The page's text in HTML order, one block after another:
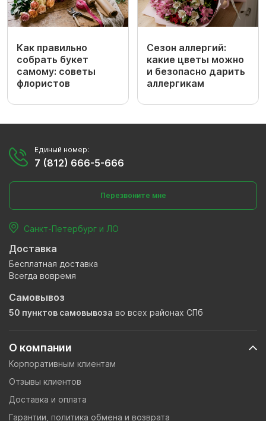
Как правильно
собрать букет
самому: советы
флористов
Сезон аллергий:
какие цветы можно
и безопасно дарить
аллергикам
О компании
Корпоративным клиентам
Отзывы клиентов
Доставка и оплата
Гарантии, политика обмена и возврата
Единый номер:
7 (812) 666-5-666
Перезвоните мне
Санкт-Петербург и ЛО
Доставка
Бесплатная доставка
Всегда вовремя
Самовывоз
50 пунктов самовывоза во всех районах СПб